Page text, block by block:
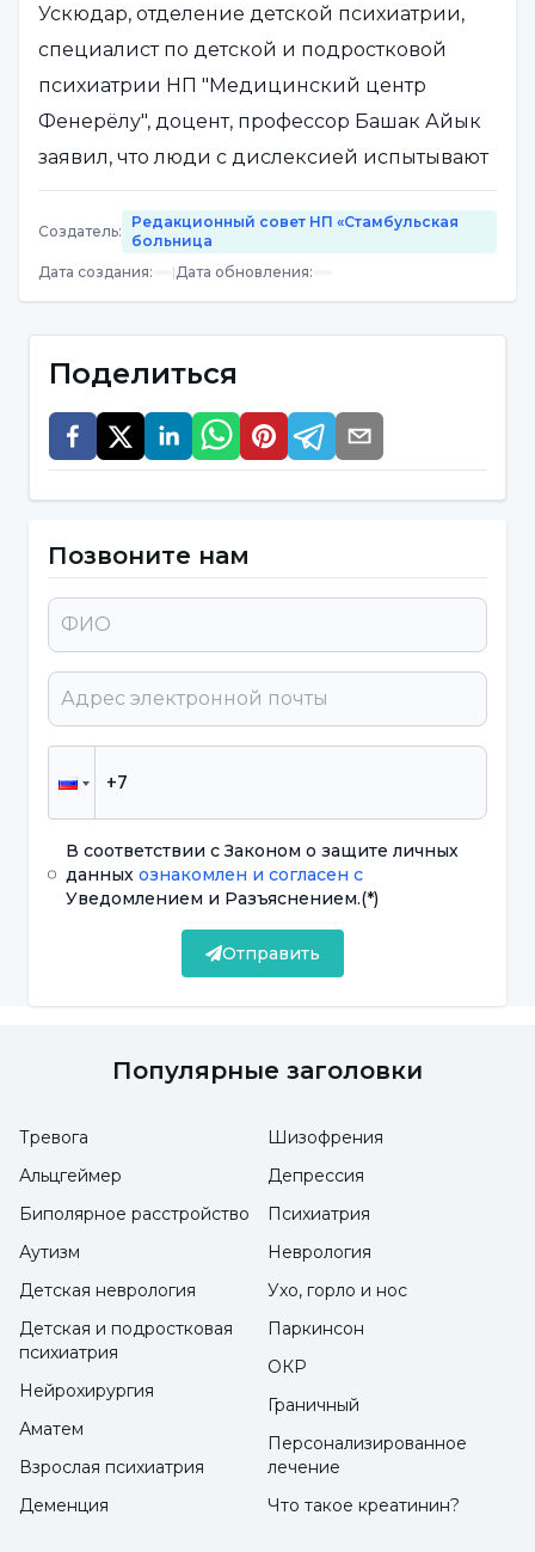
Ускюдар, отделение детской психиатрии,
специалист по детской и подростковой
психиатрии НП "Медицинский центр
Фенерёлу", доцент, профессор Башак Айык
заявил, что люди с дислексией испытывают
трудности с чтением, и дал совет родителям.
У них проблемы с чтением
видов специфического расстройства
Башак Айык сказал: "У людей с этим видом
расстройства обучения есть проблемы с
читать и писать вовремя, читают неполно
или неправильно во время чтения,
пропускают буквы или слоги. Некоторые
люди с дислексией также испытывают
трудности с пониманием прочитанного. Их
скорость чтения значительно ниже
Обратите внимание, если
проблемы с чтением длятся более
Указывая на то, что дислексия не может быть
профессор доктор Башак Айык использовал
поставить диагноз "дислексия", необходимо
сначала провести соответствующие
мероприятия по устранению существующей
проблемы. Проблемы, которые не проходят
и сохраняются в течение как минимум 6
месяцев, несмотря на соответствующие
вмешательства, такие как образовательная
поддержка, индивидуальное
репетиторство, повторение предметов,
интервью с детским и подростковым
психиатром для поддержки внимания,
Создатель:
Редакционный совет НП «Стамбульская
больница
Дата создания: |Дата обновления:
Поделиться
Позвоните нам
В соответствии с Законом о защите личных
данныхознакомлен и согласен с
Уведомлением и Разъяснением.(*)
Отправить
Популярные заголовки
Тревога
Альцгеймер
Биполярное расстройство
Аутизм
Детская неврология
Шизофрения
Депрессия
Психиатрия
Неврология
Ухо, горло и нос
Детская и подростковая
психиатрия
Нейрохирургия
Аматем
Взрослая психиатрия
Деменция
Паркинсон
ОКР
Граничный
Персонализированное
лечение
Что такое креатинин?